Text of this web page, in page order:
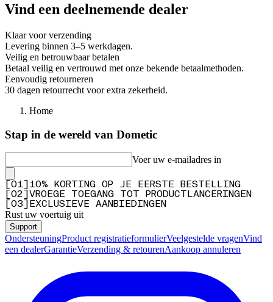
Vind een deelnemende dealer
Klaar voor verzending
Levering binnen 3–5 werkdagen.
Veilig en betrouwbaar betalen
Betaal veilig en vertrouwd met onze bekende betaalmethoden.
Eenvoudig retourneren
30 dagen retourrecht voor extra zekerheid.
Home
Stap in de wereld van Dometic
Voer uw e-mailadres in
01
10% KORTING OP JE EERSTE BESTELLING
02
VROEGE TOEGANG TOT PRODUCTLANCERINGEN
03 EXCLUSIEVE AANBIEDINGEN
Rust uw voertuig uit
Support
OndersteuningProduct registratieformulierVeelgestelde vragenVind
een dealerGarantieVerzending & retourenAankoop annuleren